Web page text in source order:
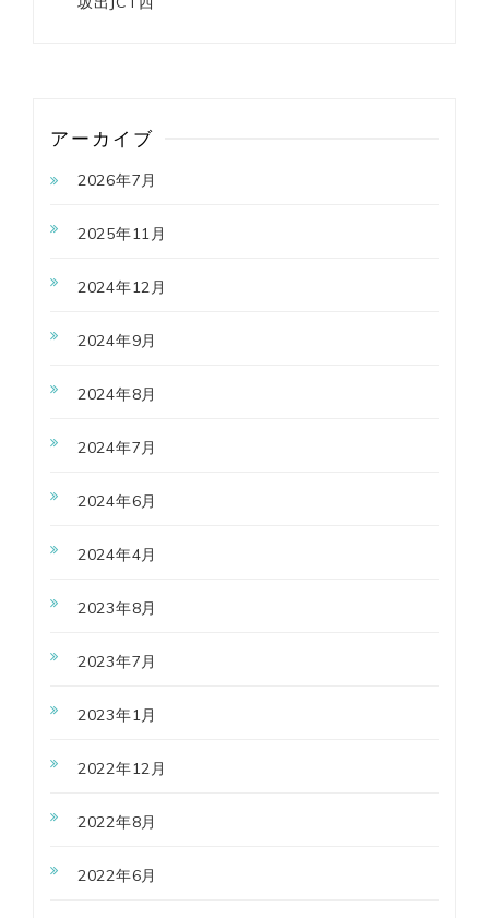
アーカイブ
2026年7月
2025年11月
2024年12月
2024年9月
2024年8月
2024年7月
2024年6月
2024年4月
2023年8月
2023年7月
2023年1月
2022年12月
2022年8月
2022年6月